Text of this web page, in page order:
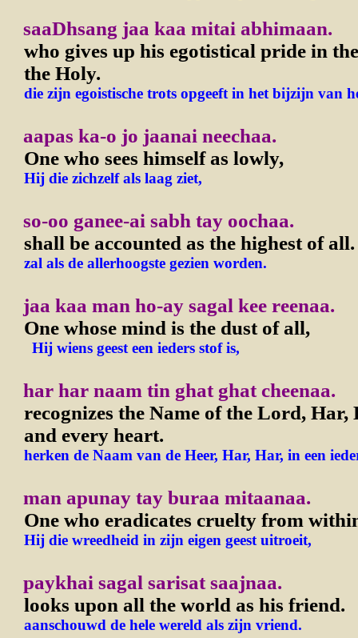
saaDhsang jaa kaa mitai abhimaan.
who gives up his egotistical pride in
the Holy.
die zijn egoistische trots opgeeft in het bijzijn van
aapas ka-o jo jaanai neechaa.
One who sees himself as lowly,
Hij die zichzelf als laag ziet,
so-oo ganee-ai sabh tay oochaa.
shall be accounted as the highest of all.
zal als de allerhoogste gezien worden.
jaa kaa man ho-ay sagal kee reenaa.
One whose mind is the dust of all,
Hij wiens geest een ieders stof is,
har har naam tin ghat ghat cheenaa.
recognizes the Name of the Lord, Har,
and every heart.
herken de Naam van de Heer, Har, Har, in een
man apunay tay buraa mitaanaa.
One who eradicates cruelty from
Hij die wreedheid in zijn eigen geest uitroeit,
paykhai sagal sarisat saajnaa.
looks upon all the world as his friend.
aanschouwd de hele wereld als zijn vriend.